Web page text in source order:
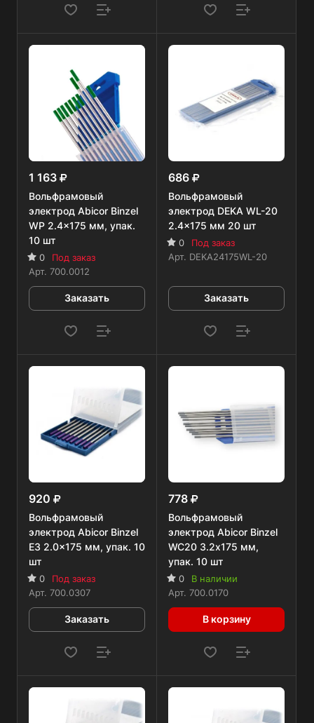
1 163
Вольфрамовый
электрод Abicor Binzel
WP 2.4x175 мм, упак.
10 шт
0
Под заказ
Арт. 700.0012
Заказать
686
Вольфрамовый
электрод DEKA WL-20
2.4x175 мм 20 шт
0
Под заказ
Арт. DEKA24175WL-20
Заказать
920
Вольфрамовый
электрод Abicor Binzel
E3 2.0x175 мм, упак. 10
шт
0
Под заказ
Арт. 700.0307
Заказать
778
Вольфрамовый
электрод Abicor Binzel
WC20 3.2х175 мм,
упак. 10 шт
0
В наличии
Арт. 700.0170
В корзину